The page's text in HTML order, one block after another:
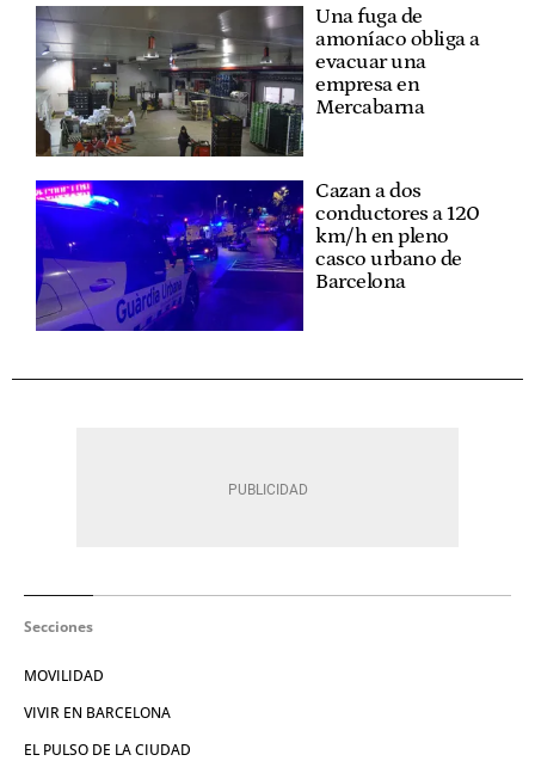
Una fuga de
amoníaco obliga a
evacuar una
empresa en
Mercabarna
Cazan a dos
conductores a 120
km/h en pleno
casco urbano de
Barcelona
Secciones
MOVILIDAD
VIVIR EN BARCELONA
EL PULSO DE LA CIUDAD